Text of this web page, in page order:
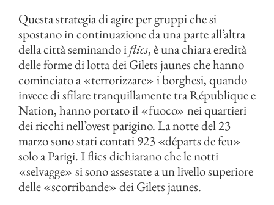
Questa strategia di agire per gruppi che si
spostano in continuazione da una parte all’altra
della città seminando iflics, è una chiara eredità
delle forme di lotta dei Gilets jaunes che hanno
cominciato a «terrorizzare» i borghesi, quando
invece di sfilare tranquillamente tra République e
Nation, hanno portato il «fuoco» nei quartieri
dei ricchi nell’ovest parigino. La notte del 23
marzo sono stati contati 923 «départs de feu»
solo a Parigi. I flics dichiarano che le notti
«selvagge» si sono assestate a un livello superiore
delle «scorribande» dei Gilets jaunes.